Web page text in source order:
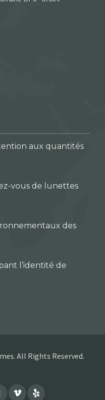
aux quantités
vous de lunettes
des
l’identité de
All Rights Reserved.